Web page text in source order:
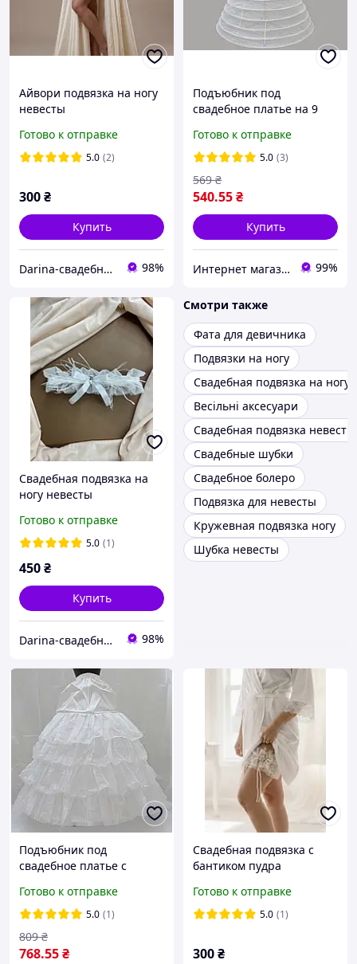
Айвори подвязка на ногу
невесты
Готово к отправке
5.0 (2)
300₴
Купить
Darina-свадебные аксессуары для невесты 98%
Подъюбник под
свадебное платье на 9
криналин
Готово к отправке
5.0 (3)
540.55₴
569 ₴
Купить
Интернет магазин BLAGOY-ART 99%
Свадебная подвязка на
ногу невесты
Готово к отправке
5.0 (1)
450₴
Купить
Darina-свадебные аксессуары для невесты 98%
Смотри также
Фата для девичника
Подвязки на ногу
Свадебная подвязка на ногу
Весільні аксесуари
Свадебная подвязка невесты
Свадебные шубки
Свадебное болеро
Подвязка для невесты
Кружевная подвязка ногу
Шубка невесты
Подъюбник под
свадебное платье c
криналин
Готово к отправке
5.0 (1)
768.55₴
809 ₴
Свадебная подвязка с
бантиком пудра
Готово к отправке
5.0 (1)
300₴